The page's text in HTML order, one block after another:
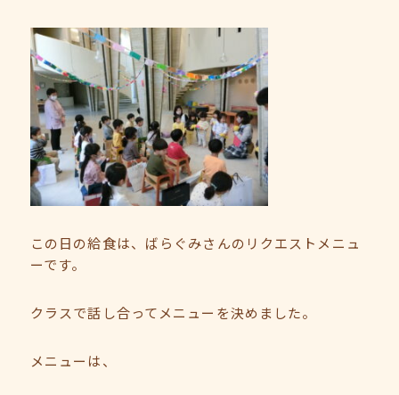
この日の給食は、ばらぐみさんのリクエストメニュ
ーです。
クラスで話し合ってメニューを決めました。
メニューは、